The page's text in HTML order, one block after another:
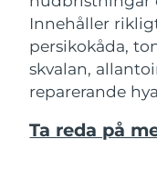
Innehåller
persikokåda,
skvalan,
reparerande
Ta reda på